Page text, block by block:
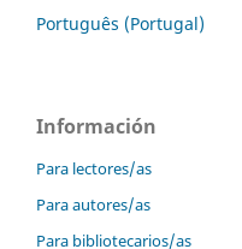
Português (Portugal)
Información
Para lectores/as
Para autores/as
Para bibliotecarios/as